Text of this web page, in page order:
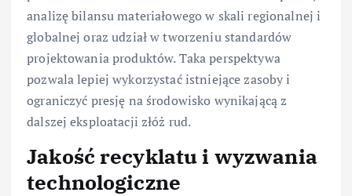
analizę bilansu materiałowego w skali regionalnej i
globalnej oraz udział w tworzeniu standardów
projektowania produktów. Taka perspektywa
pozwala lepiej wykorzystać istniejące zasoby i
ograniczyć presję na środowisko wynikającą z
dalszej eksploatacji złóż rud.
Jakość recyklatu i wyzwania
technologiczne